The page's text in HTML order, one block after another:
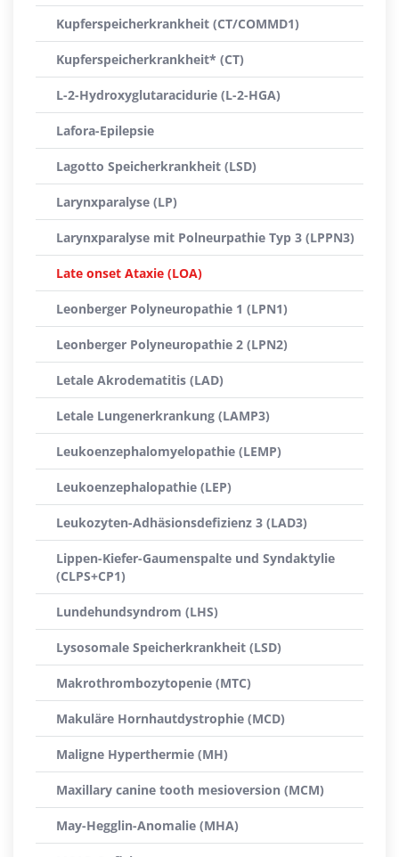
Kupferspeicherkrankheit (CT/COMMD1)
Kupferspeicherkrankheit* (CT)
L-2-Hydroxyglutaracidurie (L-2-HGA)
Lafora-Epilepsie
Lagotto Speicherkrankheit (LSD)
Larynxparalyse (LP)
Larynxparalyse mit Polneurpathie Typ 3 (LPPN3)
Late onset Ataxie (LOA)
Leonberger Polyneuropathie 1 (LPN1)
Leonberger Polyneuropathie 2 (LPN2)
Letale Akrodematitis (LAD)
Letale Lungenerkrankung (LAMP3)
Leukoenzephalomyelopathie (LEMP)
Leukoenzephalopathie (LEP)
Leukozyten-Adhäsionsdefizienz 3 (LAD3)
Lippen-Kiefer-Gaumenspalte und Syndaktylie
(CLPS+CP1)
Lundehundsyndrom (LHS)
Lysosomale Speicherkrankheit (LSD)
Makrothrombozytopenie (MTC)
Makuläre Hornhautdystrophie (MCD)
Maligne Hyperthermie (MH)
Maxillary canine tooth mesioversion (MCM)
May-Hegglin-Anomalie (MHA)